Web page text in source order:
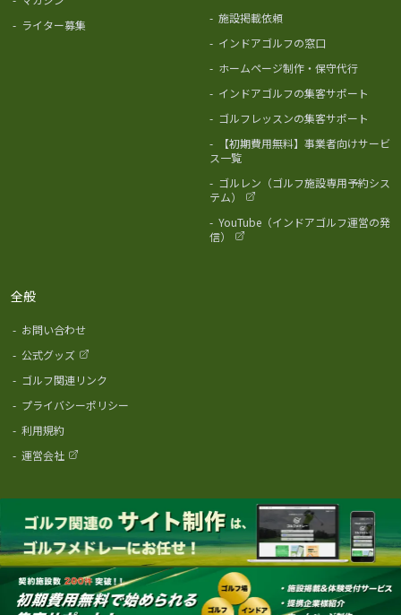
- ライター募集 - 施設掲載依頼
- インドアゴルフの窓口
- ホームページ制作・保守代行
- インドアゴルフの集客サポート
- ゴルフレッスンの集客サポート
-
【初期費用無料】事業者向けサービ
ス一覧
- ゴルレン（ゴルフ施設専用予約シス
テム）
- YouTube（インドアゴルフ運営の発
信）
全般
- お問い合わせ
- 公式グッズ
- ゴルフ関連リンク
- プライバシーポリシー
- 利用規約
- 運営会社